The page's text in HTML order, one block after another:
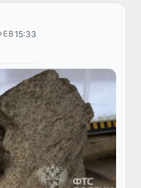
15:33